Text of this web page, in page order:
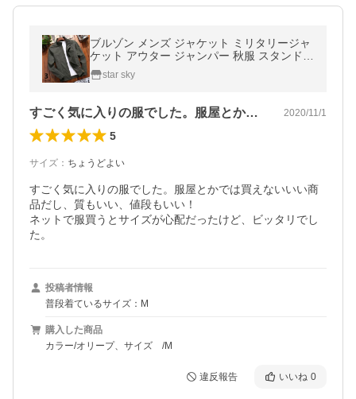
ブルゾン メンズ ジャケット ミリタリージャ
ケット アウター ジャンパー 秋服 スタンドカ
ラー 作業服 メンズアウター 大きいサイズ
送料無料
star sky
すごく気に入りの服でした。服屋とかでは… 2020/11/1
5
サイズ ： ちょうどよい
すごく気に入りの服でした。服屋とかでは買えないいい商
品だし、質もいい、値段もいい！
ネットで服買うとサイズが心配だったけど、ビッタリでし
た。
投稿者情報
普段着ているサイズ：M
購入した商品
カラー/オリープ、サイズ /M
違反報告 いいね 0